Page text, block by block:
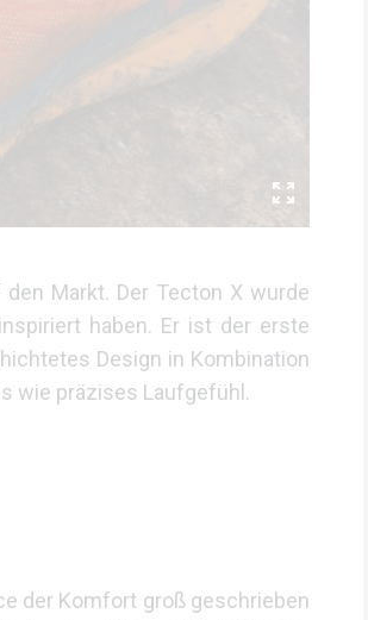
Markt. Der Tecton X wurde
haben. Er ist der erste
Design in Kombination
wie präzises Laufgefühl.
der Komfort groß geschrieben